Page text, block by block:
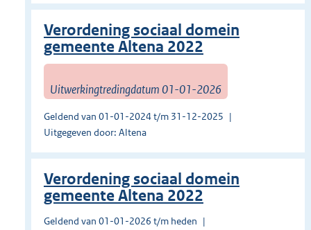
Verordening sociaal domein
gemeente Altena 2022
Uitwerkingtredingdatum 01-01-2026
Geldend van 01-01-2024 t/m 31-12-2025
Uitgegeven door: Altena
Verordening sociaal domein
gemeente Altena 2022
Geldend van 01-01-2026 t/m heden